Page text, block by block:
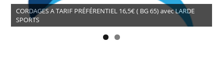
CORDAGES A TARIF PRÉFÉRENTIEL 16,5€ ( BG 65) avec LARDE
SPORTS